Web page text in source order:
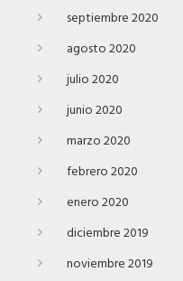
septiembre 2020
agosto 2020
julio 2020
junio 2020
marzo 2020
febrero 2020
enero 2020
diciembre 2019
noviembre 2019